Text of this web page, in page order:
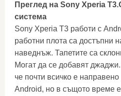
Преглед на Sony Xperia T3.
система
Sony Xperia T3 работи с
работни плота са достъпни
наведнъж. Тапетите са
Могат да се добавят
че почти всичко е направено
Android, но в същото време е